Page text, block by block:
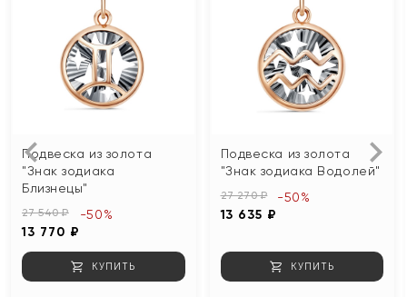
Подвеска из золота
"Знак зодиака
Близнецы"
27 540 ₽
13 770 ₽
-50%
КУПИТЬ
Подвеска из золота
"Знак зодиака Водолей"
27 270 ₽
13 635 ₽
-50%
КУПИТЬ